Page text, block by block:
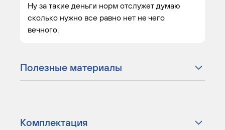
Ну за такие деньги норм отслужет думаю
сколько нужно все равно нет не чего
вечного.
Полезные материалы
Комплектация